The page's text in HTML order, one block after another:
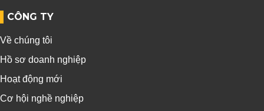
CÔNG TY
Về chúng tôi
Hồ sơ doanh nghiệp
Hoạt động mới
Cơ hội nghề nghiệp